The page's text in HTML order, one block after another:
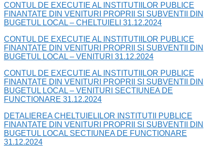
CONTUL DE EXECUTIE AL INSTITUTIILOR PUBLICE
FINANTATE DIN VENITURI PROPRII SI SUBVENTII DIN
BUGETUL LOCAL – CHELTUIELI 31.12.2024
CONTUL DE EXECUTIE AL INSTITUTIILOR PUBLICE
FINANTATE DIN VENITURI PROPRII SI SUBVENTII DIN
BUGETUL LOCAL – VENITURI 31.12.2024
CONTUL DE EXECUTIE AL INSTITUTIILOR PUBLICE
FINANTATE DIN VENITURI PROPRII SI SUBVENTII DIN
BUGETUL LOCAL – VENITURI SECTIUNEA DE
FUNCTIONARE 31.12.2024
DETALIEREA CHELTUIELILOR INSTITUTII PUBLICE
FINANTATE DIN VENITURI PROPRII SI SUBVENTII DIN
BUGETUL LOCAL SECTIUNEA DE FUNCTIONARE
31.12.2024